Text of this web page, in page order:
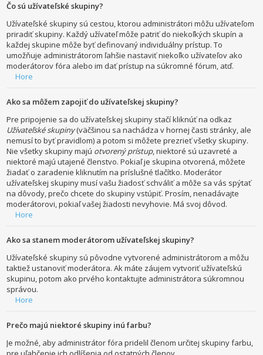
Čo sú užívateľské skupiny?
Užívateľské skupiny sú cestou, ktorou administrátori môžu užívateľom
priradiť skupiny. Každý užívateľ môže patriť do niekoľkých skupín a
každej skupine môže byť definovaný individuálny prístup. To
umožňuje administrátorom ľahšie nastaviť niekoľko užívateľov ako
moderátorov fóra alebo im dať prístup na súkromné fórum, atď.
Hore
Ako sa môžem zapojiť do užívateľskej skupiny?
Pre pripojenie sa do užívateľskej skupiny stačí kliknúť na odkaz
Užívateľské skupiny(väčšinou sa nachádza v hornej časti stránky, ale
nemusí to byť pravidlom) a potom si môžete prezrieť všetky skupiny.
Nie všetky skupiny majú otvorený prístup, niektoré sú uzavreté a
niektoré majú utajené členstvo. Pokiaľ je skupina otvorená, môžete
žiadať o zaradenie kliknutím na príslušné tlačítko. Moderátor
užívateľskej skupiny musí vašu žiadosť schváliť a môže sa vás spýtať
na dôvody, prečo chcete do skupiny vstúpiť. Prosím, nenadávajte
moderátorovi, pokiaľ vašej žiadosti nevyhovie. Má svoj dôvod.
Hore
Ako sa stanem moderátorom užívateľskej skupiny?
Užívateľské skupiny sú pôvodne vytvorené administrátorom a môžu
taktiež ustanoviť moderátora. Ak máte záujem vytvoriť užívateľskú
skupinu, potom ako prvého kontaktujte administrátora súkromnou
správou.
Hore
Prečo majú niektoré skupiny inú farbu?
Je možné, aby administrátor fóra pridelil členom určitej skupiny farbu,